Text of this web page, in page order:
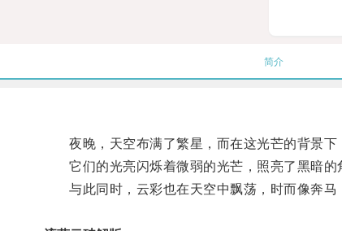
简介
夜晚，天空布满了繁星，而在这光芒的背景下
它们的光亮闪烁着微弱的光芒，照亮了黑暗的
与此同时，云彩也在天空中飘荡，时而像奔马